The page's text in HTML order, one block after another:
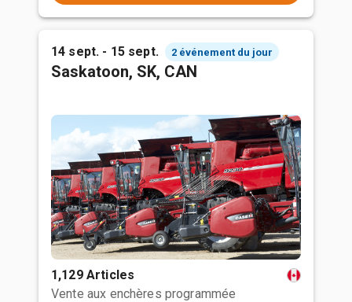
14 sept. - 15 sept. 2 événement du jour
Saskatoon, SK, CAN
1,129 Articles
Vente aux enchères programmée